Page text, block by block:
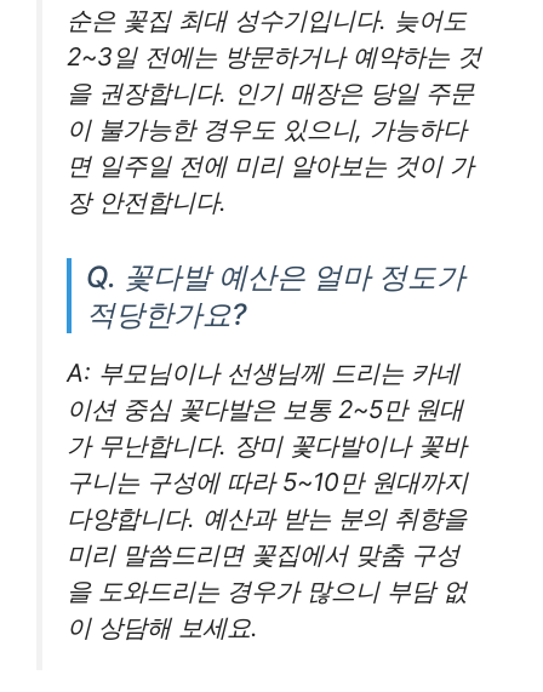
순은 꽃집 최대 성수기입니다. 늦어도
2~3일 전에는 방문하거나 예약하는 것
을 권장합니다. 인기 매장은 당일 주문
이 불가능한 경우도 있으니, 가능하다
면 일주일 전에 미리 알아보는 것이 가
장 안전합니다.
Q. 꽃다발 예산은 얼마 정도가
적당한가요?
A: 부모님이나 선생님께 드리는 카네
이션 중심 꽃다발은 보통 2~5만 원대
가 무난합니다. 장미 꽃다발이나 꽃바
구니는 구성에 따라 5~10만 원대까지
다양합니다. 예산과 받는 분의 취향을
미리 말씀드리면 꽃집에서 맞춤 구성
을 도와드리는 경우가 많으니 부담 없
이 상담해 보세요.